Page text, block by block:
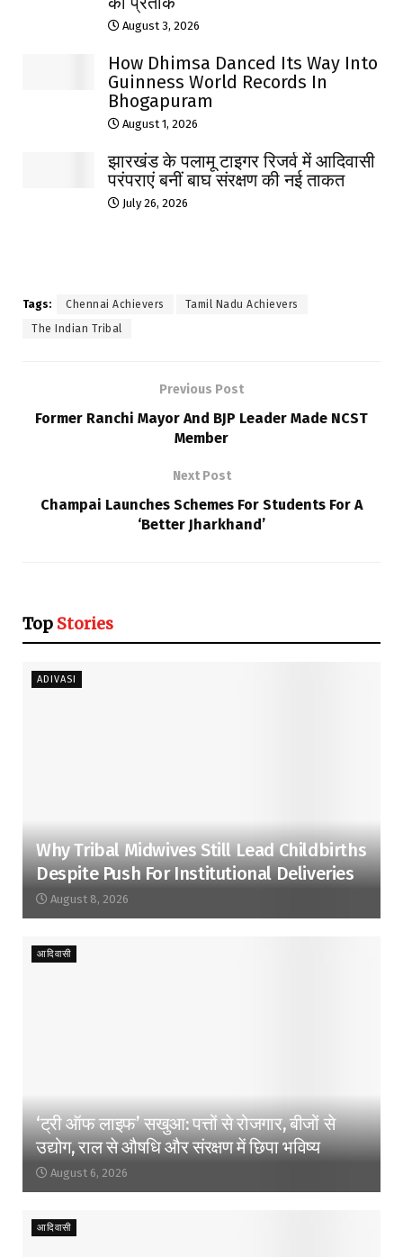
August 3, 2026
How Dhimsa Danced Its Way Into
Guinness World Records In
Bhogapuram
August 1, 2026
झारखंड के पलामू टाइगर रिजर्व में आदिवासी
परंपराएं बनीं बाघ संरक्षण की नई ताकत
July 26, 2026
Tags: Chennai Achievers
Tamil Nadu Achievers
The Indian Tribal
Previous Post
Former Ranchi Mayor And BJP Leader Made NCST
Member
Next Post
Champai Launches Schemes For Students For A
‘Better Jharkhand’
Top Stories
ADIVASI
Why Tribal Midwives Still Lead Childbirths
Despite Push For Institutional Deliveries
August 8, 2026
आदिवासी
‘ट्री ऑफ लाइफ’ सखुआ: पत्तों से रोजगार, बीजों से
उद्योग, राल से औषधि और संरक्षण में छिपा भविष्य
August 6, 2026
आदिवासी